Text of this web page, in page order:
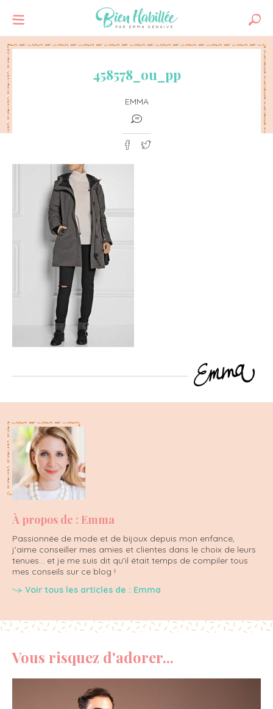
458578_ou_pp
EMMA
À propos de : Emma
Passionnée de mode et de bijoux depuis mon enfance,
j'aime conseiller mes amies et clientes dans le choix de leurs
tenues... et je me suis dit qu'il était temps de compiler tous
mes conseils sur ce blog !
Voir tous les articles de : Emma
Vous risquez d'adorer...